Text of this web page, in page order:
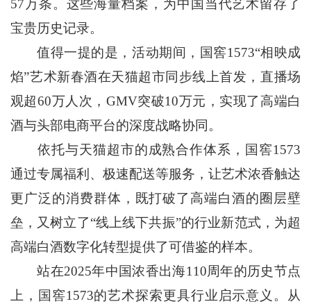
57万条。这些海量档案，为中国当代艺术留存了
宝贵历史记录。
值得一提的是，活动期间，国窖1573“相映成
焰”艺术新春酒在天猫超市同步线上首发，直播场
观超60万人次，GMV突破10万元，实现了高端白
酒与头部电商平台的深度战略协同。
依托与天猫超市的成熟合作体系，国窖1573
通过专属福利、极速配送等服务，让艺术浓香触达
更广泛的消费群体，既打破了高端白酒的圈层壁
垒，又树立了“线上线下共振”的行业新范式，为超
高端白酒数字化转型提供了可借鉴的样本。
站在2025年中国浓香出海110周年的历史节点
上，国窖1573的艺术探索更具行业启示意义。从